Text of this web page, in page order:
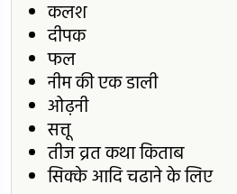
कलश
दीपक
फल
नीम की एक डाली
ओढ़नी
सत्तू
तीज व्रत कथा किताब
सिक्के आदि चढाने के लिए